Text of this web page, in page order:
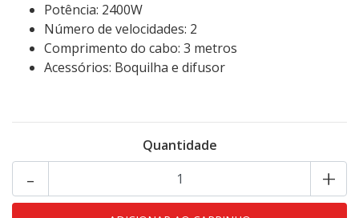
Potência: 2400W
Número de velocidades: 2
Comprimento do cabo: 3 metros
Acessórios: Boquilha e difusor
Quantidade
+
-